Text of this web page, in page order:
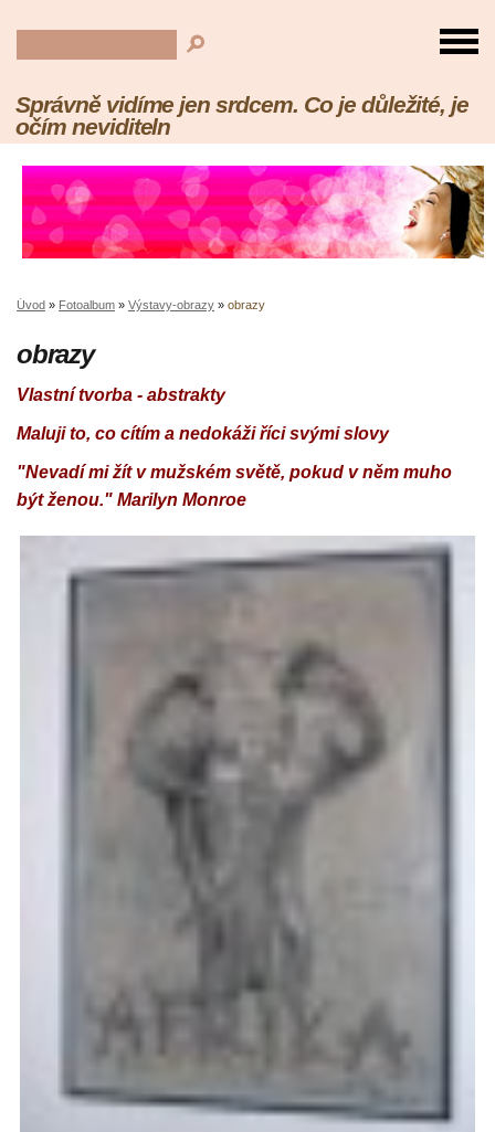
Správně vidíme jen srdcem. Co je důležité, je
očím neviditeln
Úvod » Fotoalbum » Výstavy-obrazy » obrazy
obrazy
Vlastní tvorba - abstrakty
Maluji to, co cítím a nedokáži říci svými slovy
"Nevadí mi žít v mužském světě, pokud v něm muho
být ženou." Marilyn Monroe